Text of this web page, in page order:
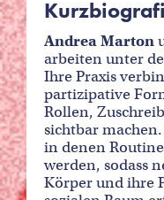
Andrea Marton
arbeiten unter
Ihre Praxis
partizipative
Rollen,
sichtbar
in denen
werden, sodass
Körper und ihre